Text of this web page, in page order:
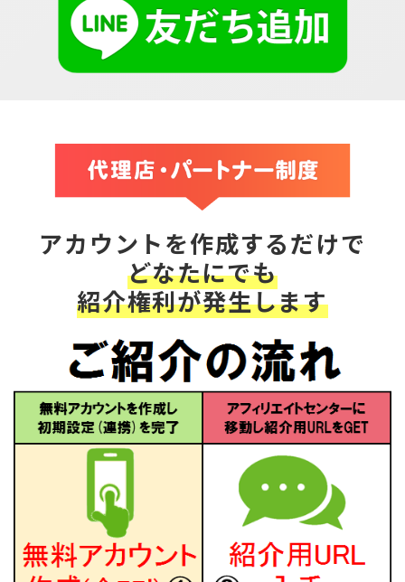
アカウントを作成するだけで
どなたにでも
紹介権利が発生します